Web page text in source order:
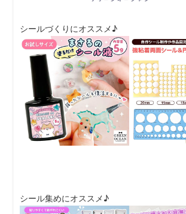
シールづくりにオススメ♪
シール集めにオススメ♪